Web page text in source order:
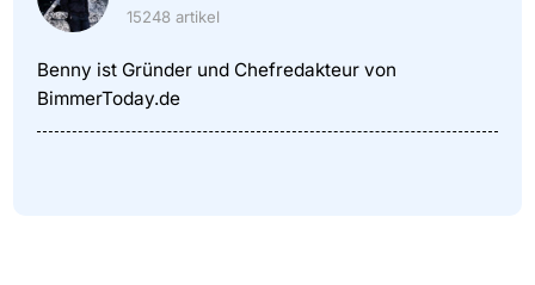
15248 artikel
Benny ist Gründer und Chefredakteur von
BimmerToday.de